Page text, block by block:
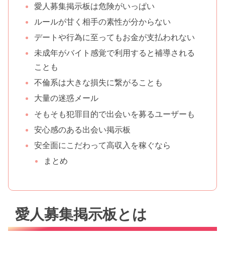
愛人募集掲示板は危険がいっぱい
ルールが甘く相手の素性が分からない
デートや行為に至ってもお金が支払われない
未成年がバイト感覚で利用すると補導される
ことも
不倫系は大きな損失に繋がることも
大量の迷惑メール
そもそも犯罪目的で出会いを募るユーザーも
安心感のある出会い掲示板
安全面にこだわって高収入を稼ぐなら
まとめ
愛人募集掲示板とは